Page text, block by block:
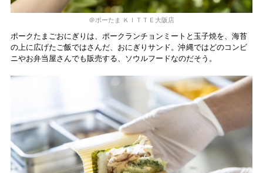
＠ポーたま ＫＩＴＴＥ大阪店
ポークたまごおにぎりは、ポークランチョンミートと玉子焼を、海苔
の上に広げたご飯ではさんだ、おにぎりサンド。沖縄ではどのコンビ
ニやお弁当屋さんでも販売する、ソウルフードなのだそう。